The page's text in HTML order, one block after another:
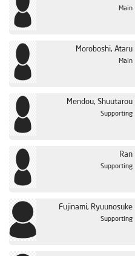
Main
Moroboshi, Ataru
Main
Mendou, Shuutarou
Supporting
Ran
Supporting
Fujinami, Ryuunosuke
Supporting